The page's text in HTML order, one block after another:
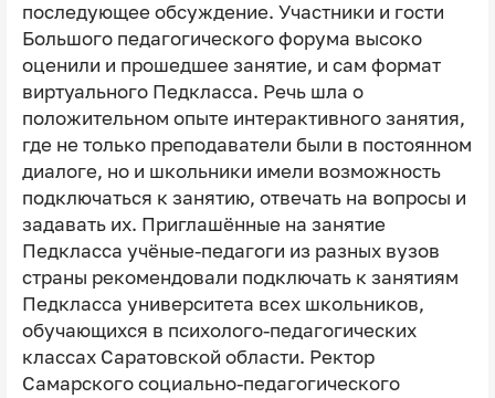
последующее обсуждение. Участники и гости
Большого педагогического форума высоко
оценили и прошедшее занятие, и сам формат
виртуального Педкласса. Речь шла о
положительном опыте интерактивного занятия,
где не только преподаватели были в постоянном
диалоге, но и школьники имели возможность
подключаться к занятию, отвечать на вопросы и
задавать их. Приглашённые на занятие
Педкласса учёные-педагоги из разных вузов
страны рекомендовали подключать к занятиям
Педкласса университета всех школьников,
обучающихся в психолого-педагогических
классах Саратовской области. Ректор
Самарского социально-педагогического